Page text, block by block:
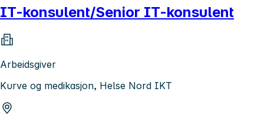
IT-konsulent/Senior IT-konsulent
Arbeidsgiver
Kurve og medikasjon, Helse Nord IKT